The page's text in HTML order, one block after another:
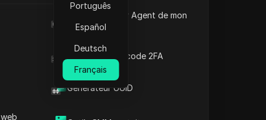
Quel est le User Agent de mon
navigateur
Générateur de code 2FA
Générateur UUID
Português
Español
Deutsch
Français
Ouvrir dans ChatGPT
Poser des questions sur cette page
Ouvrir dans Claude
Poser des questions sur cette page